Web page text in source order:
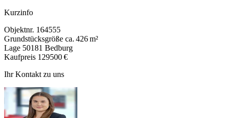
Kurzinfo
Objektnr. 164555
Grundstücksgröße ca. 426 m²
Lage 50181 Bedburg
Kaufpreis 129500 €
Ihr Kontakt zu uns